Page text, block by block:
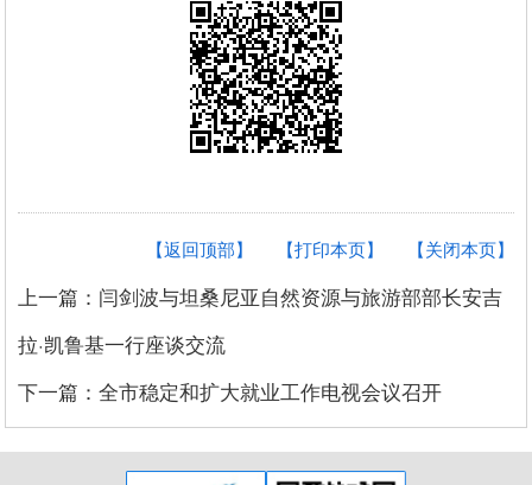
【关闭本页】
【打印本页】
【返回顶部】
上一篇：闫剑波与坦桑尼亚自然资源与旅游部部长安吉
拉·凯鲁基一行座谈交流
下一篇：全市稳定和扩大就业工作电视会议召开